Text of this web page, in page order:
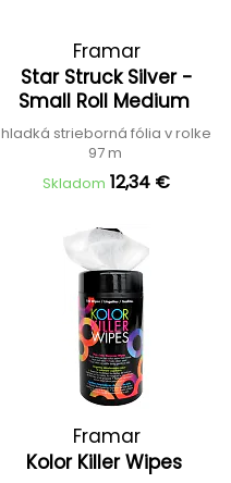
Framar
Star Struck Silver -
Small Roll Medium
hladká strieborná fólia v rolke
97 m
Skladom 12,34 €
Framar
Kolor Killer Wipes